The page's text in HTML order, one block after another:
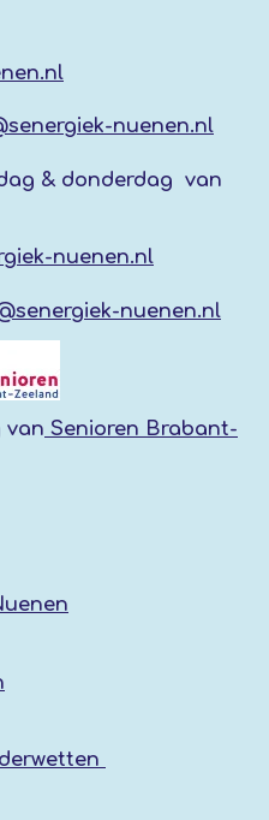
nuenen.nl
& donderdag van
nuenen.nl
nuenen.nl
van Senioren Brabant-